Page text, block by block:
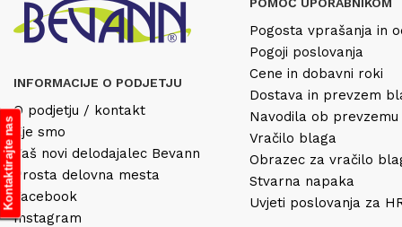
INFORMACIJE O PODJETJU
O podjetju / kontakt
Kje smo
Vaš novi delodajalec Bevann
Prosta delovna mesta
Facebook
Instagram
Pogosta vprašanja in
Pogoji poslovanja
Cene in dobavni roki
Dostava in prevzem
Navodila ob
Vračilo blaga
Obrazec za vračilo
Stvarna napaka
Uvjeti poslovanja za
Kontaktirajte nas